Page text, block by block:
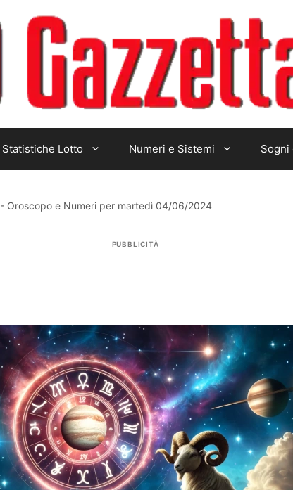
Statistiche Lotto Numeri e Sistemi Sogni
- Oroscopo e Numeri per martedì 04/06/2024
PUBBLICITÀ